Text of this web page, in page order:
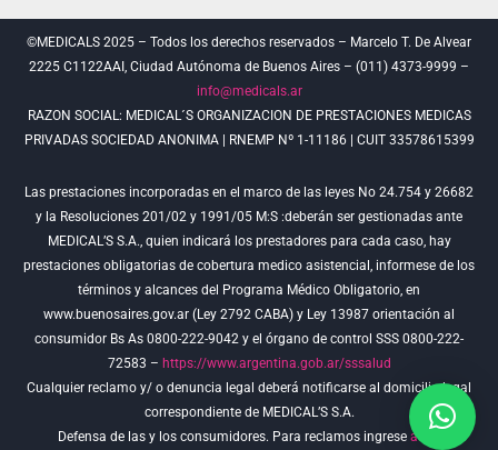
©MEDICALS 2025 – Todos los derechos reservados – Marcelo T. De Alvear
2225 C1122AAI, Ciudad Autónoma de Buenos Aires – (011) 4373-9999 –
info@medicals.ar
RAZON SOCIAL: MEDICAL´S ORGANIZACION DE PRESTACIONES MEDICAS
PRIVADAS SOCIEDAD ANONIMA | RNEMP Nº 1-11186 | CUIT 33578615399
Las prestaciones incorporadas en el marco de las leyes No 24.754 y 26682
y la Resoluciones 201/02 y 1991/05 M:S :deberán ser gestionadas ante
MEDICAL’S S.A., quien indicará los prestadores para cada caso, hay
prestaciones obligatorias de cobertura medico asistencial, informese de los
términos y alcances del Programa Médico Obligatorio, en
www.buenosaires.gov.ar (Ley 2792 CABA) y Ley 13987 orientación al
consumidor Bs As 0800-222-9042 y el órgano de control SSS 0800-222-
72583 – https://www.argentina.gob.ar/sssalud
Cualquier reclamo y/ o denuncia legal deberá notificarse al domicilio legal
correspondiente de MEDICAL’S S.A.
Defensa de las y los consumidores. Para reclamos ingrese aquí